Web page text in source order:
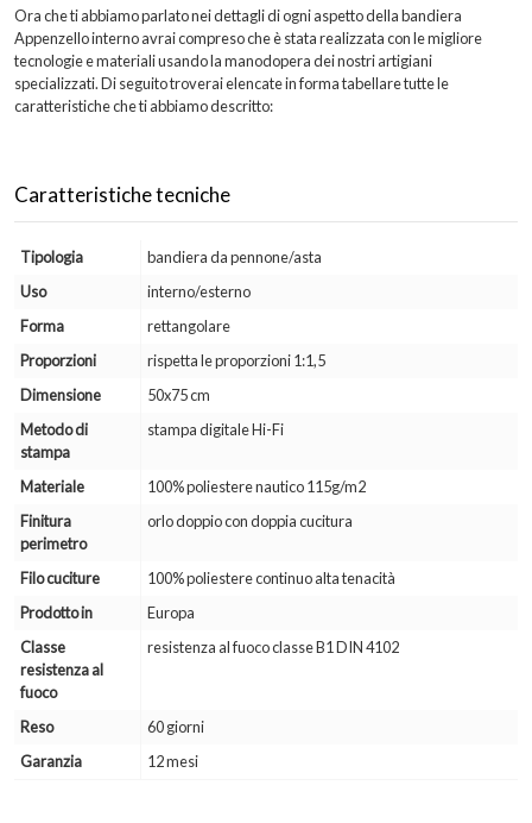
Ora che ti abbiamo parlato nei dettagli di ogni aspetto della bandiera
Appenzello interno avrai compreso che è stata realizzata con le migliore
tecnologie e materiali usando la manodopera dei nostri artigiani
specializzati. Di seguito troverai elencate in forma tabellare tutte le
caratteristiche che ti abbiamo descritto:
Caratteristiche tecniche
Tipologia
bandiera da pennone/asta
Uso
interno/esterno
Forma
rettangolare
Proporzioni
rispetta le proporzioni 1:1,5
Dimensione
50x75 cm
Metodo di
stampa
stampa digitale Hi-Fi
Materiale
100% poliestere nautico 115g/m2
Finitura
perimetro
orlo doppio con doppia cucitura
Filo cuciture
100% poliestere continuo alta tenacità
Prodotto in
Europa
Classe
resistenza al
fuoco
resistenza al fuoco classe B1 DIN 4102
Reso
60 giorni
Garanzia
12 mesi